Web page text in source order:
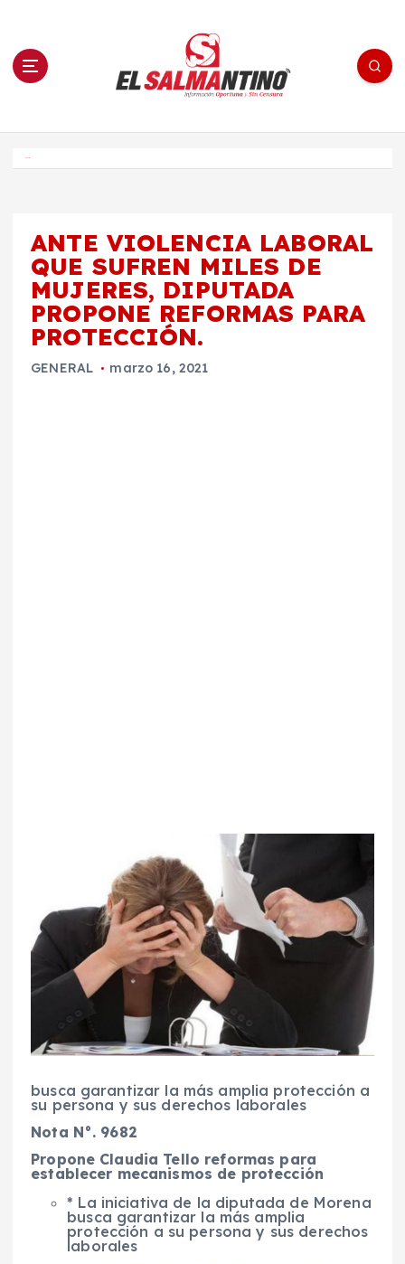
n El Salmantino - medios/noticias/editorial
ANTE VIOLENCIA LABORAL
QUE SUFREN MILES DE
MUJERES, DIPUTADA
PROPONE REFORMAS PARA
PROTECCIÓN.
GENERAL marzo 16, 2021
busca garantizar la más amplia protección a
su persona y sus derechos laborales
Nota N°. 9682
Propone Claudia Tello reformas para
establecer mecanismos de protección
* La iniciativa de la diputada de Morena
busca garantizar la más amplia
protección a su persona y sus derechos
laborales